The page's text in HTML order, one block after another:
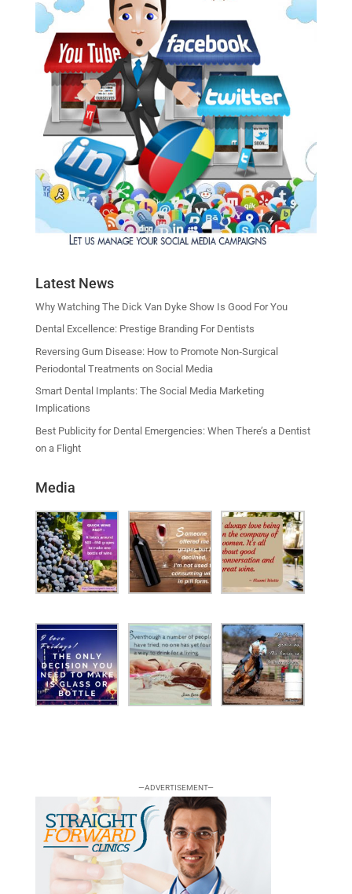
Latest News
Why Watching The Dick Van Dyke Show Is Good For You
Dental Excellence: Prestige Branding For Dentists
Reversing Gum Disease: How to Promote Non‑Surgical
Periodontal Treatments on Social Media
Smart Dental Implants: The Social Media Marketing
Implications
Best Publicity for Dental Emergencies: When There’s a Dentist
on a Flight
Media
—ADVERTISEMENT—